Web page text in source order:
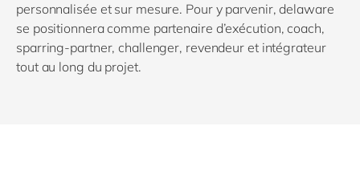
personnalisée et sur mesure. Pour y parvenir, delaware
se positionnera comme partenaire d’exécution, coach,
sparring-partner, challenger, revendeur et intégrateur
tout au long du projet.